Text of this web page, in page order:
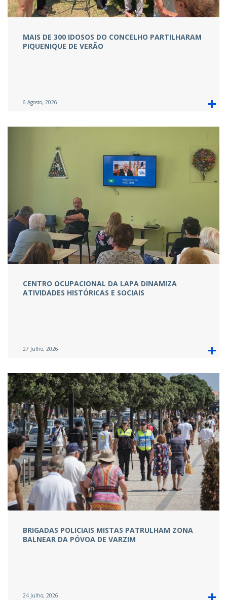
MAIS DE 300 IDOSOS DO CONCELHO PARTILHARAM
PIQUENIQUE DE VERÃO
6 Agosto, 2026
CENTRO OCUPACIONAL DA LAPA DINAMIZA
ATIVIDADES HISTÓRICAS E SOCIAIS
27 Julho, 2026
BRIGADAS POLICIAIS MISTAS PATRULHAM ZONA
BALNEAR DA PÓVOA DE VARZIM
24 Julho, 2026